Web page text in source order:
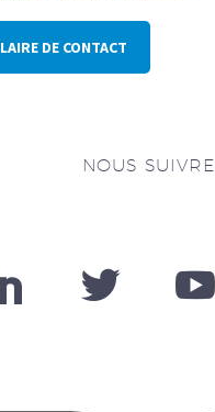
DE CONTACT
NOUS SUIVRE